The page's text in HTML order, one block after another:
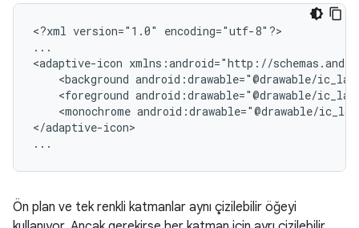
<?xml version="1.0"
encoding="utf-8"?>
...
<adaptive-icon
<background android:drawable="@drawable/
<foreground android:drawable="@drawable/
<monochrome android:drawable="@drawable/
</adaptive-icon>
...
Ön plan ve tek renkli katmanlar aynı çizilebilir öğeyi